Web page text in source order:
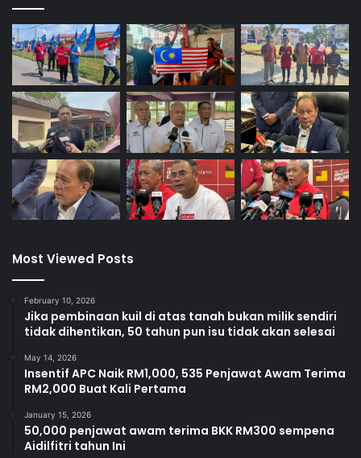
Most Viewed Posts
February 10, 2026
Jika pembinaan kuil di atas tanah bukan milik sendiri
tidak dihentikan, 50 tahun pun isu tidak akan selesai
May 14, 2026
Insentif APC Naik RM1,000, 535 Penjawat Awam Terima
RM2,000 Buat Kali Pertama
January 15, 2026
50,000 penjawat awam terima BKK RM300 sempena
Aidilfitri tahun Ini